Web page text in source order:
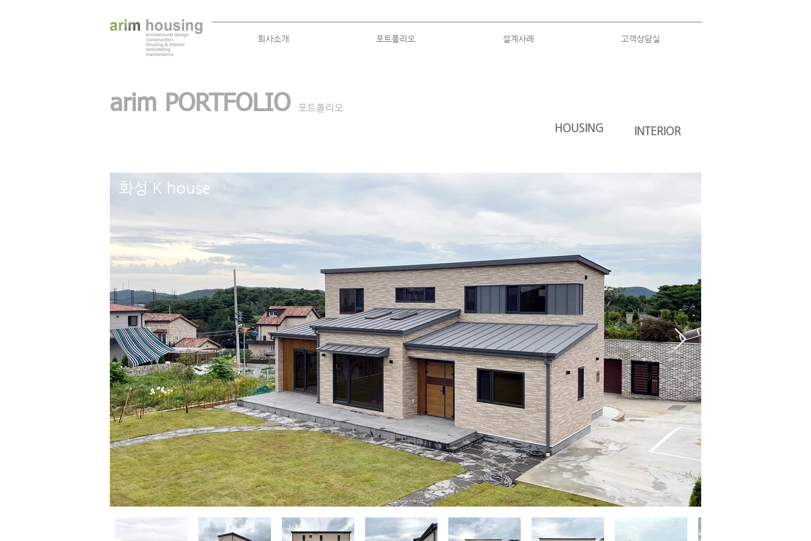
회사소개 포트폴리오 설계사례 고객상담실
arim PORTFOLIO 포트폴리오
HOUSING INTERIOR
화성 K house